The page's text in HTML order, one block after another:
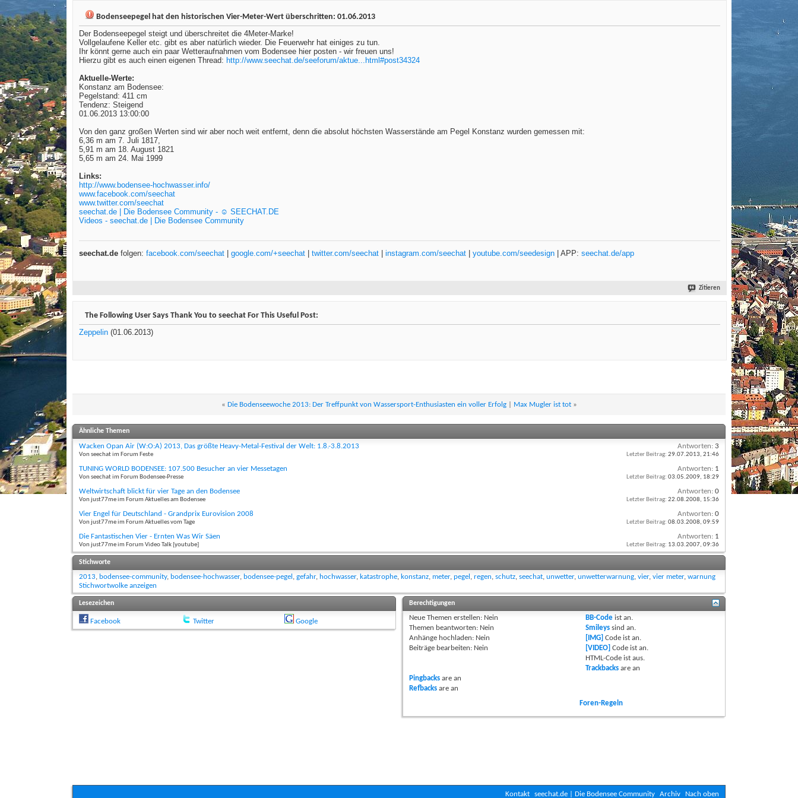
Bodenseepegel hat den historischen Vier-Meter-Wert überschritten: 01.06.2013
Der Bodenseepegel steigt und überschreitet die 4Meter-Marke!
Vollgelaufene Keller etc. gibt es aber natürlich wieder. Die Feuerwehr hat einiges zu tun.
Ihr könnt gerne auch ein paar Wetteraufnahmen vom Bodensee hier posten - wir freuen uns!
Hierzu gibt es auch einen eigenen Thread: http://www.seechat.de/seeforum/aktue...html#post34324
Aktuelle-Werte:
Konstanz am Bodensee:
Pegelstand: 411 cm
Tendenz: Steigend
01.06.2013 13:00:00
Von den ganz großen Werten sind wir aber noch weit entfernt, denn die absolut höchsten Wasserstände am Pegel Konstanz wurden gemessen mit:
6,36 m am 7. Juli 1817,
5,91 m am 18. August 1821
5,65 m am 24. Mai 1999
Links:
http://www.bodensee-hochwasser.info/
www.facebook.com/seechat
www.twitter.com/seechat
seechat.de | Die Bodensee Community - ☺ SEECHAT.DE
Videos - seechat.de | Die Bodensee Community
seechat.de folgen: facebook.com/seechat google.com/+seechat twitter.com/seechat instagram.com/seechat youtube.com/seedesign | APP: seechat.de/app
Zitieren
The Following User Says Thank You to seechat For This Useful Post:
Zeppelin (01.06.2013)
« Die Bodenseewoche 2013: Der Treffpunkt von Wassersport-Enthusiasten ein voller Erfolg| Max Mugler ist tot »
Ähnliche Themen
Wacken Opan Air (W:O:A) 2013, Das größte Heavy-Metal-Festival der Welt: 1.8.-3.8.2013
Von seechat im Forum Feste
Antworten: 3
Letzter Beitrag: 29.07.2013, 21:46
TUNING WORLD BODENSEE: 107.500 Besucher an vier Messetagen
Von seechat im Forum Bodensee-Presse
Antworten: 1
Letzter Beitrag: 03.05.2009, 18:29
Weltwirtschaft blickt für vier Tage an den Bodensee
Von just77me im Forum Aktuelles am Bodensee
Antworten: 0
Letzter Beitrag: 22.08.2008, 15:36
Vier Engel für Deutschland - Grandprix Eurovision 2008
Von just77me im Forum Aktuelles vom Tage
Antworten: 0
Letzter Beitrag: 08.03.2008, 09:59
Die Fantastischen Vier - Ernten Was Wir Säen
Von just77me im Forum Video Talk [youtube]
Antworten: 1
Letzter Beitrag: 13.03.2007, 09:36
Stichworte
2013, bodensee-community, bodensee-hochwasser, bodensee-pegel , gefahr, hochwasser, katastrophe, konstanz, meter, pegel , regen, schutz, seechat, unwetter, unwetterwarnung, vier, vier meter, warnung
Stichwortwolke anzeigen
Lesezeichen
Facebook Twitter Google
Berechtigungen
Neue Themen erstellen: Nein
Themen beantworten: Nein
Anhänge hochladen: Nein
Beiträge bearbeiten: Nein
BB-Code istan.
Smileys sindan.
[IMG] Code istan.
[VIDEO] Code istan.
HTML-Code istaus.
Trackbacks arean
Pingbacksare an
Refbacksare an
Foren-Regeln
Kontakt seechat.de | Die Bodensee Community Archiv Nach oben